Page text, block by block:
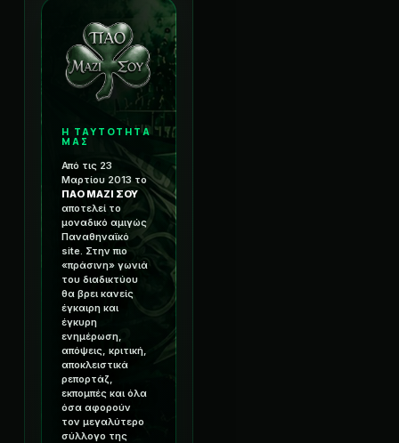
Η ΤΑΥΤΟΤΗΤΑ
ΜΑΣ
Από τις 23
Μαρτίου 2013 το
ΠΑΟ ΜΑΖΙ ΣΟΥ
αποτελεί το
μοναδικό αμιγώς
Παναθηναϊκό
site. Στην πιο
«πράσινη» γωνιά
του διαδικτύου
θα βρει κανείς
έγκαιρη και
έγκυρη
ενημέρωση,
απόψεις, κριτική,
αποκλειστικά
ρεπορτάζ,
εκπομπές και όλα
όσα αφορούν
τον μεγαλύτερο
σύλλογο της